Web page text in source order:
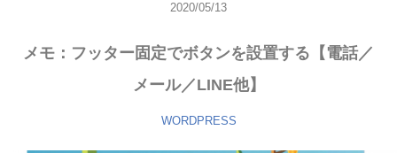
2020/05/13
メモ：フッター固定でボタンを設置する【電話／
メール／LINE他】
WORDPRESS